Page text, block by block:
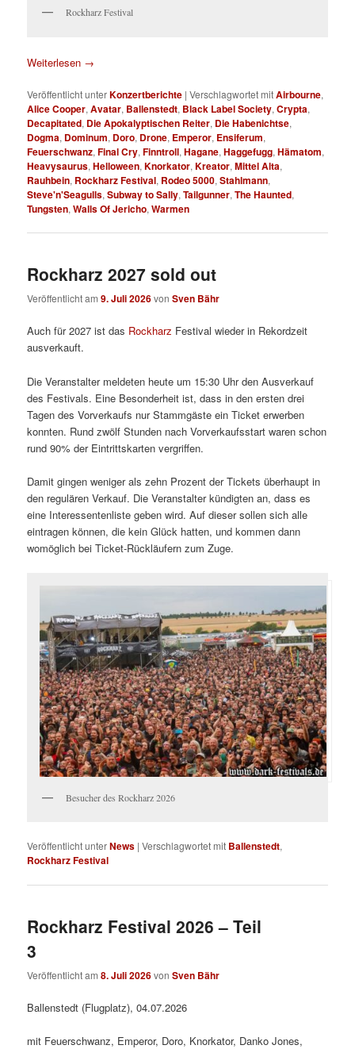
Rockharz Festival
Weiterlesen →
Veröffentlicht unterKonzertberichte |Verschlagwortet mitAirbourne,
Alice Cooper,Avatar, Ballenstedt, Black Label Society,Crypta,
Decapitated, Die Apokalyptischen Reiter, Die Habenichtse,
Dogma, Dominum, Doro, Drone, Emperor, Ensiferum,
Feuerschwanz,Final Cry,Finntroll,Hagane,Haggefugg,Hämatom,
Heavysaurus,Helloween,Knorkator,Kreator,Mittel Alta,
Rauhbein, Rockharz Festival, Rodeo 5000,Stahlmann,
Steve'n'Seagulls,Subway to Sally,Tailgunner,The Haunted,
Tungsten,Walls Of Jericho,Warmen
Rockharz 2027 sold out
Veröffentlicht am9. Juli 2026vonSven Bähr
Auch für 2027 ist das Rockharz Festival wieder in Rekordzeit
ausverkauft.
Die Veranstalter meldeten heute um 15:30 Uhr den Ausverkauf
des Festivals. Eine Besonderheit ist, dass in den ersten drei
Tagen des Vorverkaufs nur Stammgäste ein Ticket erwerben
konnten. Rund zwölf Stunden nach Vorverkaufsstart waren schon
rund 90% der Eintrittskarten vergriffen.
Damit gingen weniger als zehn Prozent der Tickets überhaupt in
den regulären Verkauf. Die Veranstalter kündigten an, dass es
eine Interessentenliste geben wird. Auf dieser sollen sich alle
eintragen können, die kein Glück hatten, und kommen dann
womöglich bei Ticket-Rückläufern zum Zuge.
Besucher des Rockharz 2026
Veröffentlicht unterNews |Verschlagwortet mit Ballenstedt,
Rockharz Festival
Rockharz Festival 2026 – Teil
3
Veröffentlicht am8. Juli 2026vonSven Bähr
Ballenstedt (Flugplatz), 04.07.2026
mit Feuerschwanz, Emperor, Doro, Knorkator, Danko Jones,